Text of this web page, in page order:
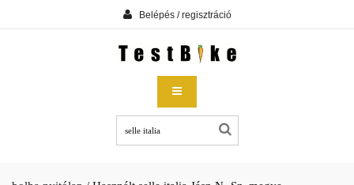
Belépés / regisztráció